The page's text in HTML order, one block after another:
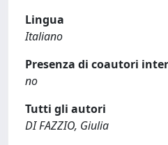
Lingua
Italiano
Presenza di coautori
no
Tutti gli autori
DI FAZZIO, Giulia